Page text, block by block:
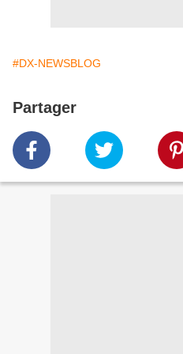
#DX-NEWSBLOG
Partager